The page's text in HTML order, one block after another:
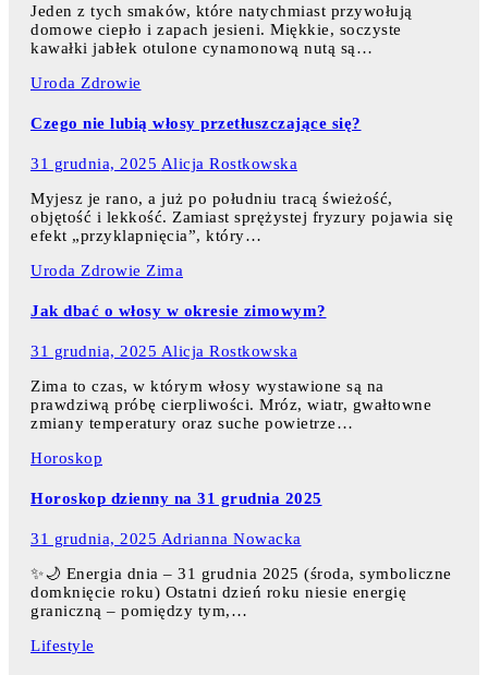
Jeden z tych smaków, które natychmiast przywołują
domowe ciepło i zapach jesieni. Miękkie, soczyste
kawałki jabłek otulone cynamonową nutą są…
Uroda Zdrowie
Czego nie lubią włosy przetłuszczające się?
31 grudnia, 2025 Alicja Rostkowska
Myjesz je rano, a już po południu tracą świeżość,
objętość i lekkość. Zamiast sprężystej fryzury pojawia się
efekt „przyklapnięcia”, który…
Uroda Zdrowie Zima
Jak dbać o włosy w okresie zimowym?
31 grudnia, 2025 Alicja Rostkowska
Zima to czas, w którym włosy wystawione są na
prawdziwą próbę cierpliwości. Mróz, wiatr, gwałtowne
zmiany temperatury oraz suche powietrze…
Horoskop
Horoskop dzienny na 31 grudnia 2025
31 grudnia, 2025 Adrianna Nowacka
✨🌙 Energia dnia – 31 grudnia 2025 (środa, symboliczne
domknięcie roku) Ostatni dzień roku niesie energię
graniczną – pomiędzy tym,…
Lifestyle